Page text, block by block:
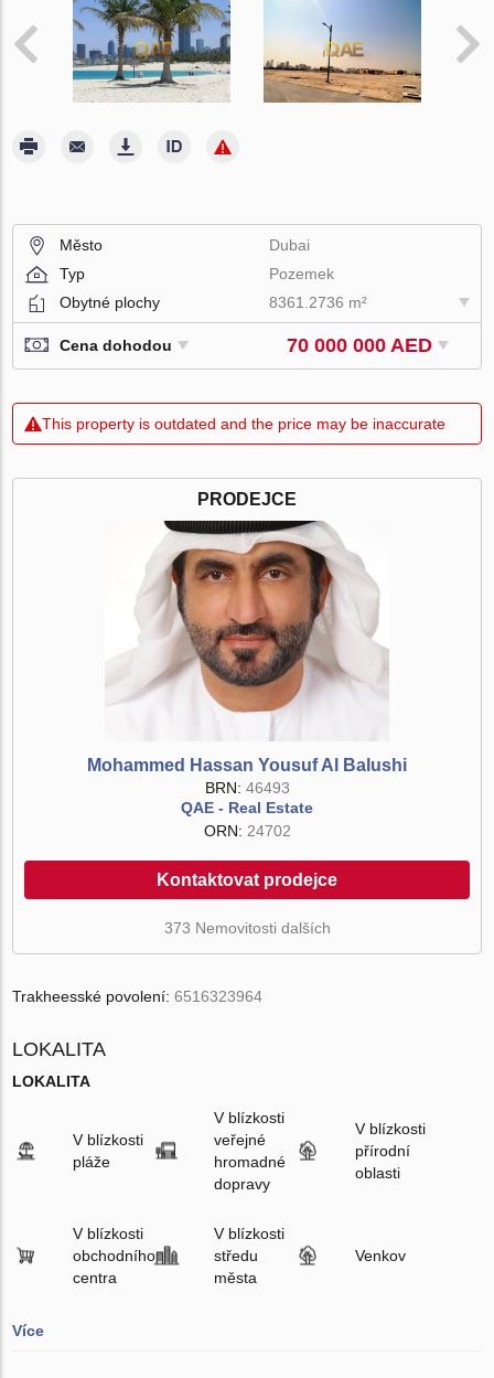
Město
Dubai
Typ
Pozemek
Obytné plochy
8361.2736 m²
Cena dohodou 70 000 000 AED
This property is outdated and the price may be inaccurate
PRODEJCE
Mohammed Hassan Yousuf Al Balushi
BRN: 46493
QAE - Real Estate
ORN: 24702
Kontaktovat prodejce
373 Nemovitosti dalších
Trakheesské povolení:6516323964
LOKALITA
LOKALITA
V blízkosti
pláže
V blízkosti
veřejné
hromadné
dopravy
V blízkosti
přírodní
oblasti
V blízkosti
obchodního
centra
V blízkosti
středu
města
Venkov
Více